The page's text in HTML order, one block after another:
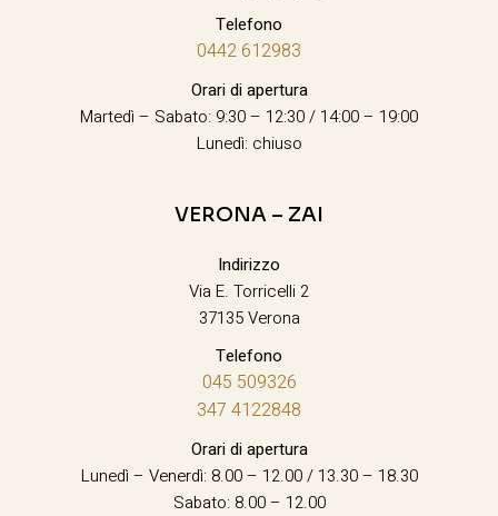
Telefono
0442 612983
Orari di apertura
Martedì – Sabato: 9:30 – 12:30 / 14:00 – 19:00
Lunedì: chiuso
VERONA – ZAI
Indirizzo
Via E. Torricelli 2
37135 Verona
Telefono
045 509326
347 4122848
Orari di apertura
Lunedì – Venerdì: 8.00 – 12.00 / 13.30 – 18.30
Sabato: 8.00 – 12.00